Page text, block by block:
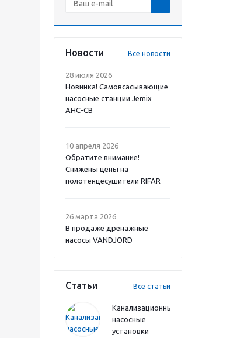
Новости Все новости
28 июля 2026
Новинка! Самовсасывающие
насосные станции Jemix
АНС-СВ
10 апреля 2026
Обратите внимание!
Снижены цены на
полотенцесушители RIFAR
26 марта 2026
В продаже дренажные
насосы VANDJORD
Статьи Все статьи
Канализационные
насосные
установки